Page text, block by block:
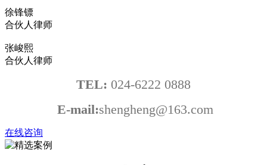
徐锋镖
合伙人律师
张峻熙
合伙人律师
TEL: 024-6222 0888
E-mail:shengheng@163.com
在线咨询